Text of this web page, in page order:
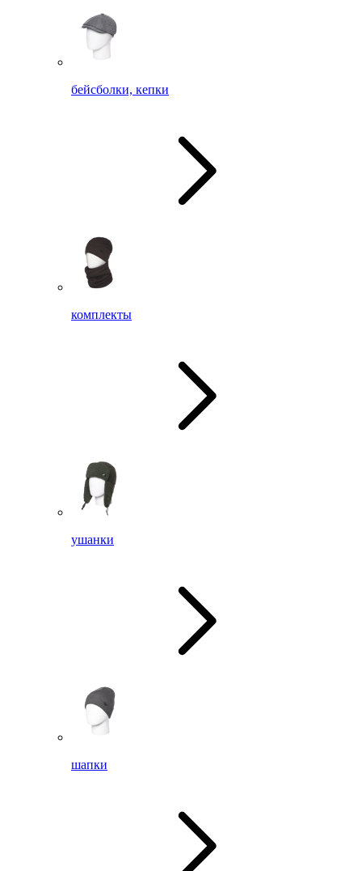
бейсболки, кепки
комплекты
ушанки
шапки